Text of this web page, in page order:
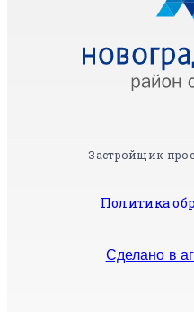
Застройщик
Политика
Сделано в